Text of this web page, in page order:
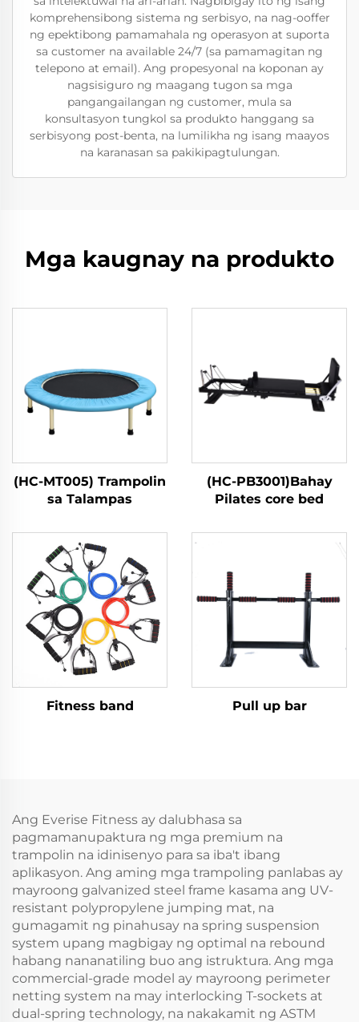
komprehensibong sistema ng serbisyo, na nag-ooffer
ng epektibong pamamahala ng operasyon at suporta
sa customer na available 24/7 (sa pamamagitan ng
telepono at email). Ang propesyonal na koponan ay
nagsisiguro ng maagang tugon sa mga
pangangailangan ng customer, mula sa
konsultasyon tungkol sa produkto hanggang sa
serbisyong post-benta, na lumilikha ng isang maayos
na karanasan sa pakikipagtulungan.
Mga kaugnay na produkto
(HC-MT005) Trampolin
sa Talampas
(HC-PB3001)Bahay
Pilates core bed
Fitness band Pull up bar
Ang Everise Fitness ay dalubhasa sa
pagmamanupaktura ng mga premium na
trampolin na idinisenyo para sa iba't ibang
aplikasyon. Ang aming mga trampoling panlabas ay
mayroong galvanized steel frame kasama ang UV-
resistant polypropylene jumping mat, na
gumagamit ng pinahusay na spring suspension
system upang magbigay ng optimal na rebound
habang nananatiling buo ang istruktura. Ang mga
commercial-grade model ay mayroong perimeter
netting system na may interlocking T-sockets at
dual-spring technology, na nakakamit ng ASTM